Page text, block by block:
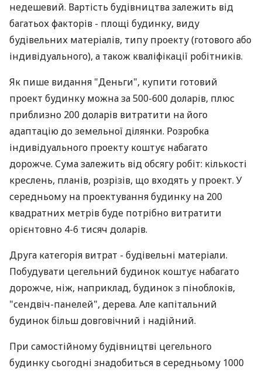
недешевий. Вартість будівництва залежить від
багатьох факторів - площі будинку, виду
будівельних матеріалів, типу проекту (готового або
індивідуального), а також кваліфікації робітників.
Як пише видання "Деньги", купити готовий
проект будинку можна за 500-600 доларів, плюс
приблизно 200 доларів витратити на його
адаптацію до земельної ділянки. Розробка
індивідуального проекту коштує набагато
дорожче. Сума залежить від обсягу робіт: кількості
креслень, планів, розрізів, що входять у проект. У
середньому на проектування будинку на 200
квадратних метрів буде потрібно витратити
орієнтовно 4-6 тисяч доларів.
Друга категорія витрат - будівельні матеріали.
Побудувати цегельний будинок коштує набагато
дорожче, ніж, наприклад, будинок з піноблоків,
"сендвіч-панелей", дерева. Але капітальний
будинок більш довговічний і надійний.
При самостійному будівництві цегельного
будинку сьогодні знадобиться в середньому 1000